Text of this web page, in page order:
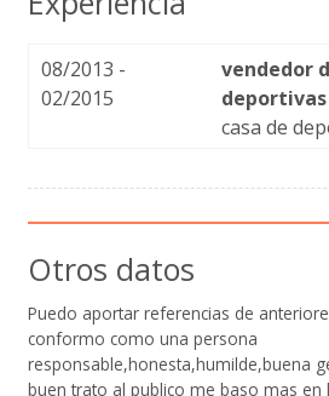
08/2013 -
02/2015
vendedor
deportivas
casa de
Otros datos
Puedo aportar referencias de
conformo como una persona
responsable,honesta,humilde,buena
buen trato al publico me baso mas en